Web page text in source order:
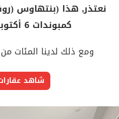
نعتذر, هذا (بنتهاوس
كمبوندات 6 أكتوبر لم يعد متوفر
ومع ذلك لدينا المئات
شاهد